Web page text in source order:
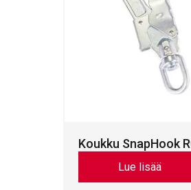
Koukku SnapHook
Lue lisää